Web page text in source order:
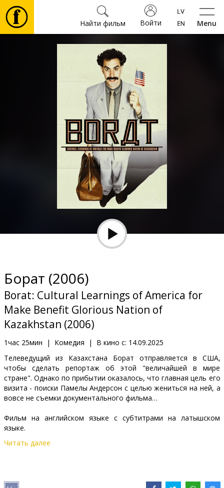
Menu
Войти
Найти фильм
Фильмы
Мероприятия
Новости
Клуб
Борат (2006)
Borat: Cultural Learnings of America for
Make Benefit Glorious Nation of
Kazakhstan (2006)
1час 25мин | Комедия | В кино с: 14.09.2025
Телеведущий из Казахстана Борат отправляется в США,
чтобы сделать репортаж об этой "величайшей в мире
стране". Однако по прибытии оказалось, что главная цель его
визита - поиски Памелы Андерсон с целью жениться на ней, а
вовсе не съемки документального фильма…
Фильм на английском языке с субтитрами на латышском
языке.
В ролях:
Читать далее